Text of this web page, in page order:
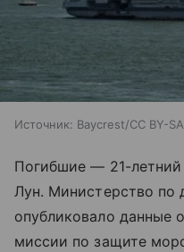
Источник: Baycrest/CC BY-
Погибшие — 21-
Лун. Министерство по
опубликовало данные
миссии по защите